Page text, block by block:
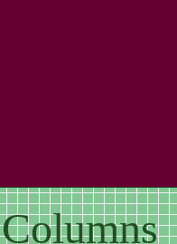
Columns